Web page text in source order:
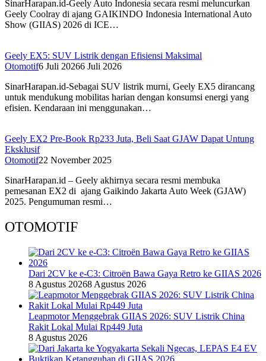
SinarHarapan.id-Geely Auto Indonesia secara resmi meluncurkan
Geely Coolray di ajang GAIKINDO Indonesia International Auto
Show (GIIAS) 2026 di ICE…
Geely EX5: SUV Listrik dengan Efisiensi Maksimal
Otomotif6 Juli 20266 Juli 2026
SinarHarapan.id-Sebagai SUV listrik murni, Geely EX5 dirancang
untuk mendukung mobilitas harian dengan konsumsi energi yang
efisien. Kendaraan ini menggunakan…
Geely EX2 Pre-Book Rp233 Juta, Beli Saat GJAW Dapat Untung
Eksklusif
Otomotif22 November 2025
SinarHarapan.id – Geely akhirnya secara resmi membuka
pemesanan EX2 di ajang Gaikindo Jakarta Auto Week (GJAW)
2025. Pengumuman resmi…
OTOMOTIF
Dari 2CV ke e-C3: Citroën Bawa Gaya Retro ke GIIAS 2026
8 Agustus 20268 Agustus 2026
Leapmotor Menggebrak GIIAS 2026: SUV Listrik China
Rakit Lokal Mulai Rp449 Juta
8 Agustus 2026